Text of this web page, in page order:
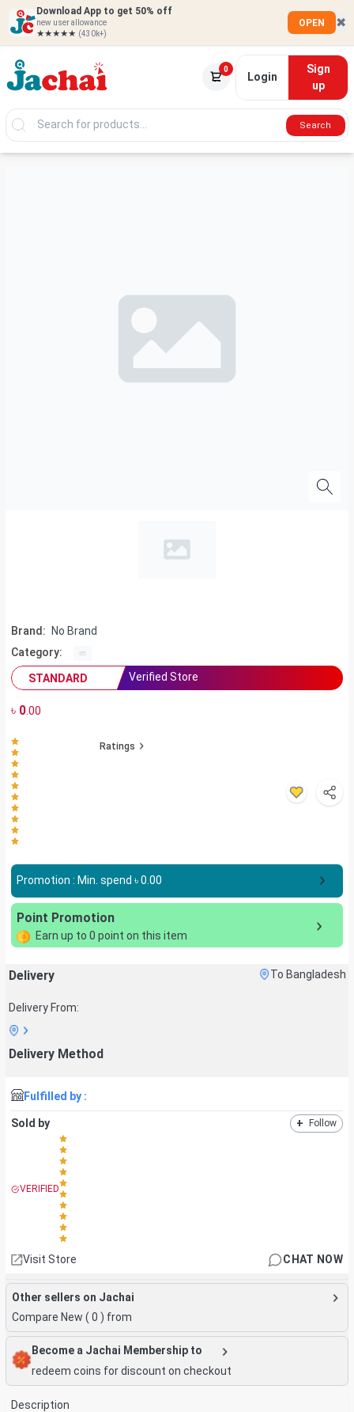
Download App to get 50% off
new user allowance
★★★★★ (430k+)
OPEN ✖
0
Login
Sign
up
Search
Brand:
No Brand
Category:
STANDARD
Verified Store
৳ 0.00
Ratings
Promotion : Min. spend ৳0.00
Point Promotion
Earn up to 0 point on this item
Delivery To Bangladesh
Delivery From:
Delivery Method
Fulfilled by :
Sold by + Follow
VERIFIED
Visit Store CHAT NOW
Other sellers on Jachai
Compare New ( 0 ) from
Become a Jachai Membership to
redeem coins for discount on checkout
Description